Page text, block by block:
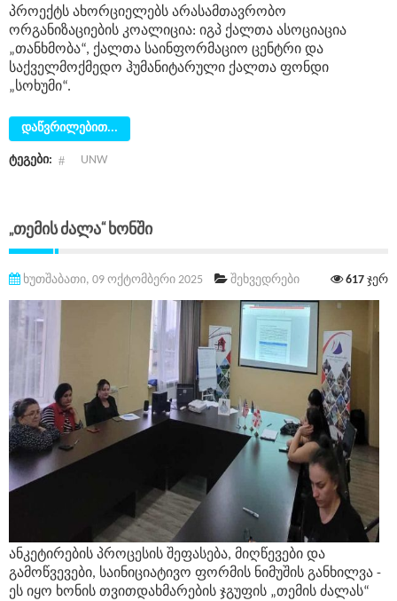
პროექტს ახორციელებს არასამთავრობო
ორგანიზაციების კოალიცია: იგპ ქალთა ასოციაცია
„თანხმობა“, ქალთა საინფორმაციო ცენტრი და
საქველმოქმედო ჰუმანიტარული ქალთა ფონდი
„სოხუმი“.
დაწვრილებით...
ტეგები: UNW
„თემის Ძალა“ Ხონში
ხუთშაბათი, 09 ოქტომბერი 2025 შეხვედრები 617 ჯერ
ანკეტირების პროცესის შეფასება, მიღწევები და
გამოწვევები, საინიციატივო ფორმის ნიმუშის განხილვა -
ეს იყო ხონის თვითდახმარების ჯგუფის „თემის ძალას“